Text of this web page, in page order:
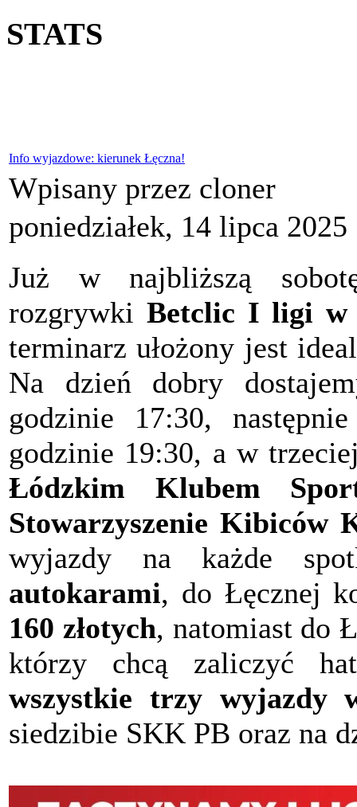
STATS
Info wyjazdowe: kierunek Łęczna!
Wpisany przez cloner
poniedziałek, 14 lipca 2025
Już w najbliższą
rozgrywki Betclic I ligi w
terminarz ułożony jest
Na dzień dobry
godzinie 17:30,
godzinie 19:30, a w
Łódzkim Klubem
Stowarzyszenie Kibiców
wyjazdy na każde
autokarami, do Łęcznej
160 złotych, natomiast do
którzy chcą zaliczyć
wszystkie trzy wyjazdy
siedzibie SKK PB oraz na